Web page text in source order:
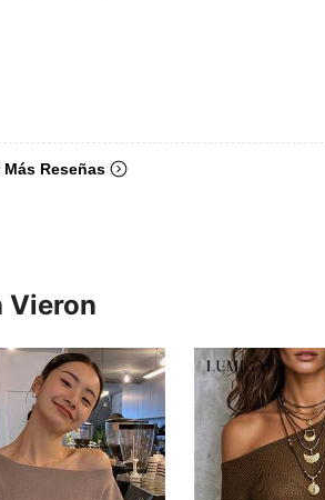
Más Reseñas
Vieron